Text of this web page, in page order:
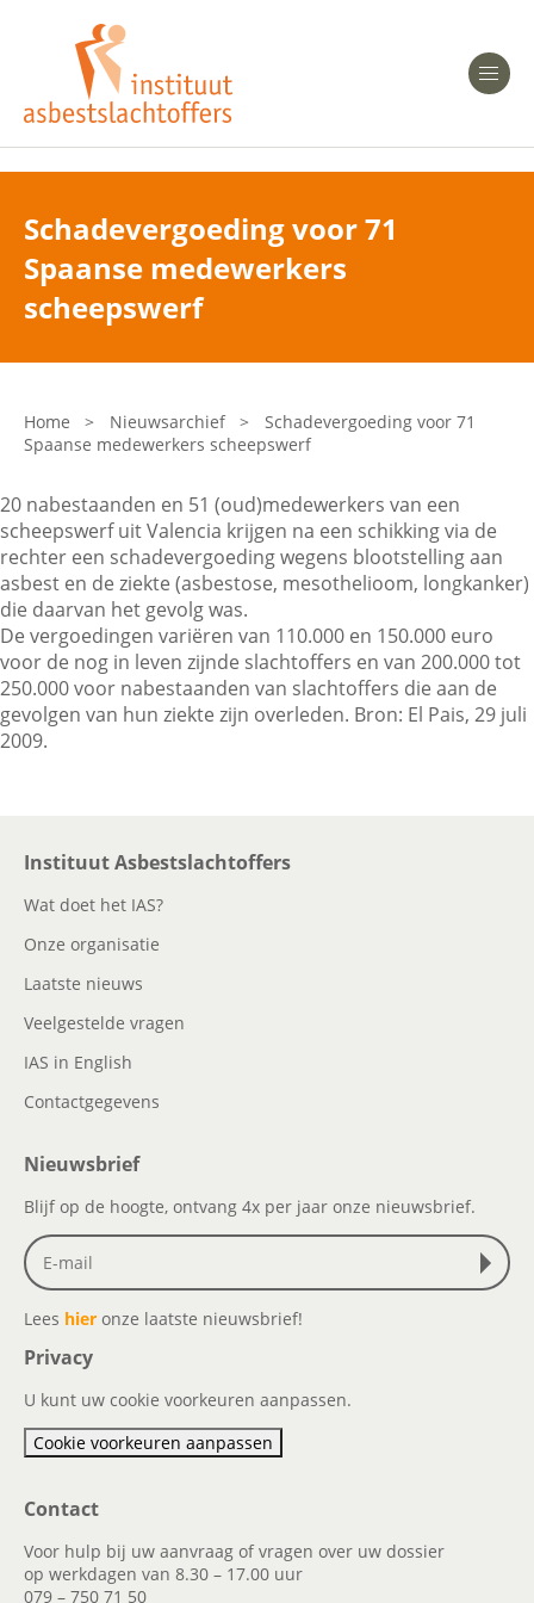
Heeft u Mesothelioom?
Heeft u Asbestose?
Bent u arts?
Bent u werkgever of verzekeraar?
Asbest en Gezondheid
Laatste nieuws
Onze organisatie
Veelgestelde vragen
Contactgegevens
Zoeken
Schadevergoeding voor 71
Spaanse medewerkers
scheepswerf
Home > Nieuwsarchief >
Schadevergoeding voor 71
Spaanse medewerkers scheepswerf
20 nabestaanden en 51 (oud)medewerkers van een
scheepswerf uit Valencia krijgen na een schikking via de
rechter een schadevergoeding wegens blootstelling aan
asbest en de ziekte (asbestose, mesothelioom, longkanker)
die daarvan het gevolg was.
De vergoedingen variëren van 110.000 en 150.000 euro
voor de nog in leven zijnde slachtoffers en van 200.000 tot
250.000 voor nabestaanden van slachtoffers die aan de
gevolgen van hun ziekte zijn overleden. Bron: El Pais, 29 juli
2009.
Instituut Asbestslachtoffers
Wat doet het IAS?
Onze organisatie
Laatste nieuws
Veelgestelde vragen
IAS in English
Contactgegevens
Nieuwsbrief
Blijf op de hoogte, ontvang 4x per jaar onze nieuwsbrief.
Lees hier onze laatste nieuwsbrief!
Privacy
U kunt uw cookie voorkeuren aanpassen.
Cookie voorkeuren aanpassen
Contact
Voor hulp bij uw aanvraag of vragen over uw dossier
op werkdagen van 8.30 – 17.00 uur
079 – 750 71 50